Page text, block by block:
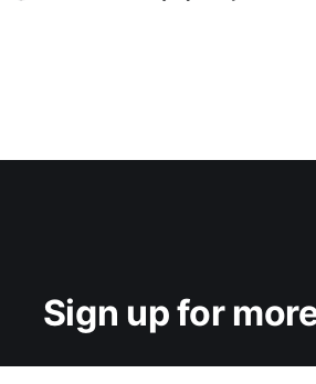
Sign up for